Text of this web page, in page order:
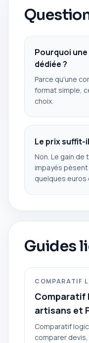
Pourquoi
dédiée ?
Parce qu'une
format simple,
choix.
Le prix suffit-
Non. Le gain
impayés
quelques euros
Guides
COMPARATIF
Comparatif
artisans et
Comparatif
comparer